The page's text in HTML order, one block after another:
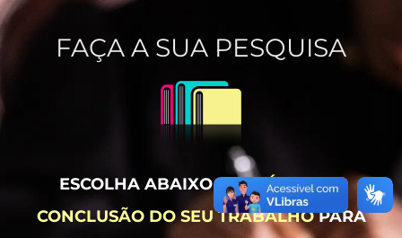
FAÇA A SUA PESQUISA
ESCOLHA ABAIXO OPERÍODO DE
CONCLUSÃO DO SEU TRABALHOPARA